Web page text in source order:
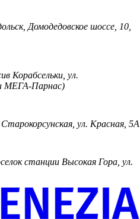
Домодедовское шоссе, 10,
Корабсельки, ул.
МЕГА-Парнас)
ул. Красная, 5А
станции Высокая Гора, ул.